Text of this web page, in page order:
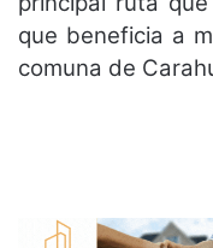
que beneficia a
comuna de